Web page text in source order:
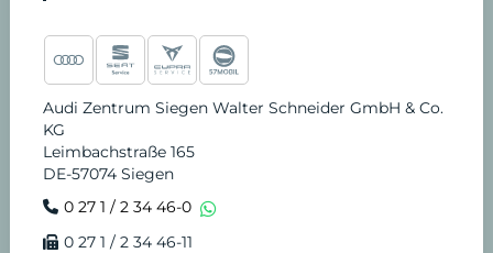
Audi Zentrum Siegen Walter Schneider GmbH & Co.
KG
Leimbachstraße 165
DE-57074 Siegen
0 27 1 / 2 34 46-0
0 27 1 / 2 34 46-11